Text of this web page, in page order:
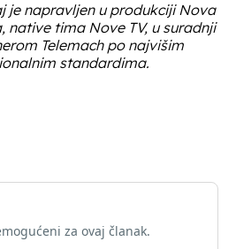
je napravljen u produkciji Nova
native tima Nove TV, u suradnji
Telemach po najvišim
standardima.
za ovaj članak.